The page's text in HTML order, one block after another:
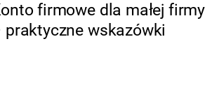
firmowe dla małej firmy
praktyczne wskazówki